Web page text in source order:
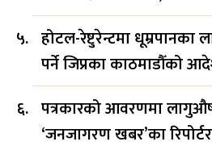
होटल-रेष्टुरेन्टमा धूम्रपानका
पर्ने जिप्रका काठमाडौँको
पत्रकारको आवरणमा
‘जनजागरण खबर’का